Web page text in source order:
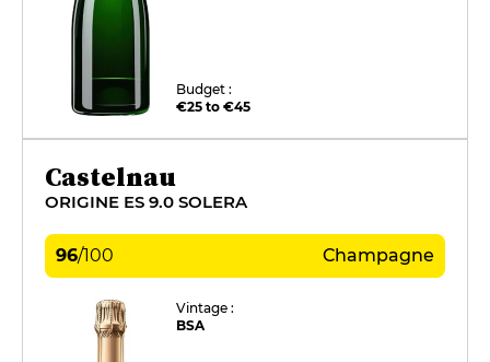
Budget :
€25 to €45
Castelnau
ORIGINE ES 9.0 SOLERA
96/100 Champagne
Vintage :
BSA